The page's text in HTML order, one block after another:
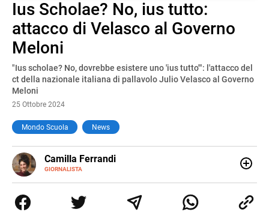
Pause Unmute
Ius Scholae? No, ius tutto:
attacco di Velasco al Governo
Meloni
"Ius scholae? No, dovrebbe esistere uno 'ius tutto'": l'attacco del
ct della nazionale italiana di pallavolo Julio Velasco al Governo
Meloni
25 Ottobre 2024
Mondo Scuola News
Camilla Ferrandi
GIORNALISTA
E-
MAIL
LINKEDIN
di trasformare la passione per la scrittura in un lavoro, e
da lì non mi sono più fermata. L’attualità è il mio pane